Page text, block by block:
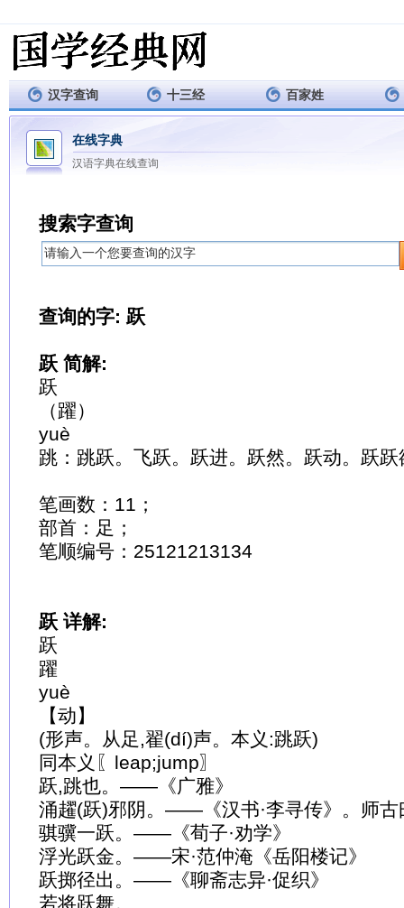
汉字查询 十三经 百家姓
在线字典
汉语字典在线查询
搜索字查询
查询的字: 跃
跃 简解:
跃
（躍）
yuè
跳：跳跃。飞跃。跃进。跃然。跃动。跃跃
笔画数：11；
部首：足；
笔顺编号：25121213134
跃 详解:
跃
躍
yuè
【动】
(形声。从足,翟(dí)声。本义:跳跃)
同本义〖leap;jump〗
跃,跳也。——《广雅》
涌趯(跃)邪阴。——《汉书·李寻传》。师古
骐骥一跃。——《荀子·劝学》
浮光跃金。——宋·范仲淹《岳阳楼记》
跃掷径出。——《聊斋志异·促织》
若将跃舞。